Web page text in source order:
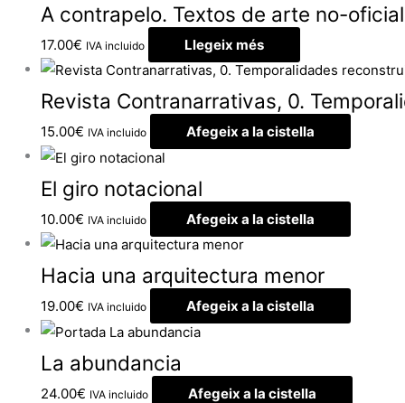
A contrapelo. Textos de arte no-
17.00€ IVA incluido Llegeix més
Revista Contranarrativas, 0.
15.00€ IVA incluido Afegeix a la cistella
El giro notacional
10.00€ IVA incluido Afegeix a la cistella
Hacia una arquitectura menor
19.00€ IVA incluido Afegeix a la cistella
La abundancia
24.00€ IVA incluido Afegeix a la cistella